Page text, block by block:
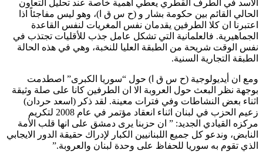
الأسد في الطرف القطري يعطي أهمية خاصة عند تحليل التعاون
الحالي القائم بين حكومة بشار و (ح س ق ا)، وهو ليس مفاجئاً اذا
اعتبرنا ان كلا الطرفين يقدمان نفس المغريات لنفس القاعدة
الجماهيرية. فالعلمانية التي تشكل عامل جذب للأقليات تجتذب في
نفس الوقت شريحة من الطبقة العليا للنخبة، وهي في هذه الحالة
الطبقة التجارية السنية.
ومع ان أيديولوجية (ح س ق ا) حول “سوريا الكبرى” اصطدمت
بوجهة نظر البعث حول العروبة الا ان الطرفين كانا على صلة وثيقة
اثناء بعض النشاطات وفي فترات معينة. لقد ذكر (اسعد حردان)
زعيم الحزب في لبنان اثناء انعقاد مؤتمر في عام 2008 لتكريم
مركزه القيادي الجديد: ” ان حزبنا يرى دمشق على انها قلب الأمة
النابض، وندعو كل جميع اللبنانيين الكبار لإدراك حقيقة الدور الايجابي
الذي تقوم به سوريا للحفاظ على وحدة لبنان والعروبة.”